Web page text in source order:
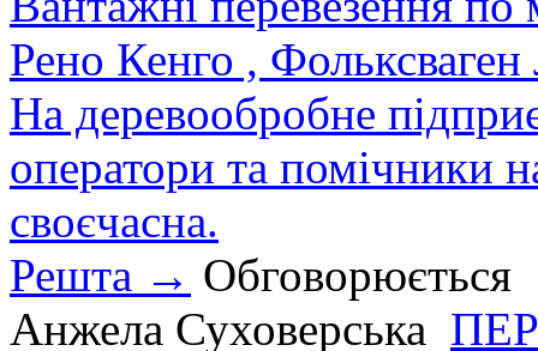
Рено Кенго ,
На деревообробне
оператори та помічники
своєчасна.
Решта → Обговорюється
Анжела Суховерська